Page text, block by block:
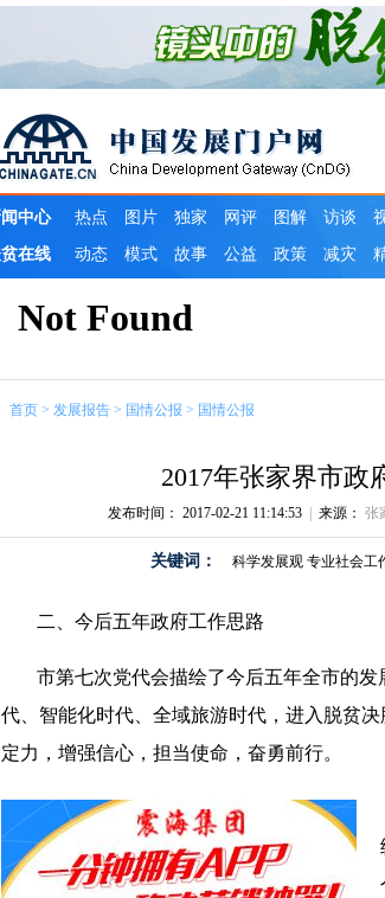
首页 > 发展报告 > 国情公报 > 国情公报
2017年张家界市政
发布时间： 2017-02-21 11:14:53 来源： 张
关键词： 科学发展观 专业社会工
二、今后五年政府工作思路
市第七次党代会描绘了今后五年全市的
代、智能化时代、全域旅游时代，进入脱贫
定力，增强信心，担当使命，奋勇前行。